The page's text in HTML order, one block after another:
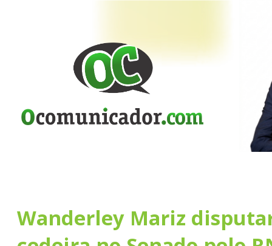
Wanderley Mariz